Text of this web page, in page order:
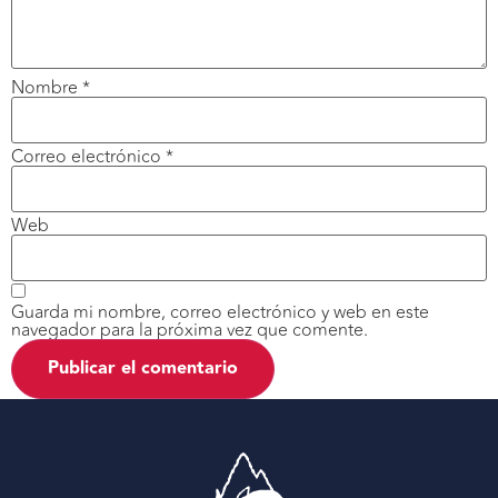
Nombre *
Correo electrónico *
Web
Guarda mi nombre, correo electrónico y web en este
navegador para la próxima vez que comente.